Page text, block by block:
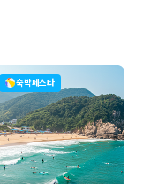
숙박페스타